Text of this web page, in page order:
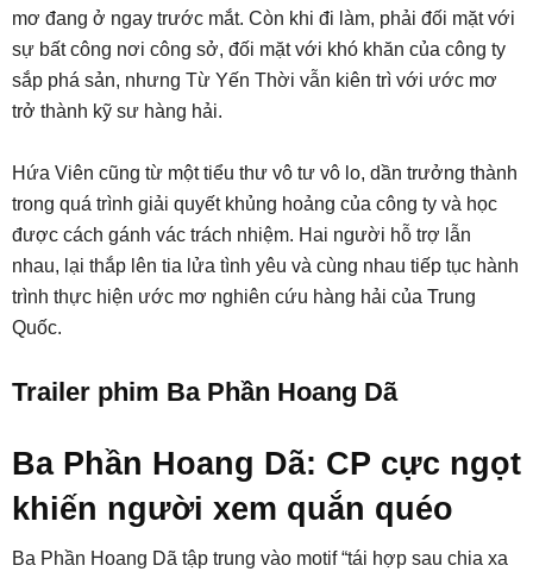
mơ đang ở ngay trước mắt. Còn khi đi làm, phải đối mặt với
sự bất công nơi công sở, đối mặt với khó khăn của công ty
sắp phá sản, nhưng Từ Yến Thời vẫn kiên trì với ước mơ
trở thành kỹ sư hàng hải.
Hứa Viên cũng từ một tiểu thư vô tư vô lo, dần trưởng thành
trong quá trình giải quyết khủng hoảng của công ty và học
được cách gánh vác trách nhiệm. Hai người hỗ trợ lẫn
nhau, lại thắp lên tia lửa tình yêu và cùng nhau tiếp tục hành
trình thực hiện ước mơ nghiên cứu hàng hải của Trung
Quốc.
Trailer phim Ba Phần Hoang Dã
Ba Phần Hoang Dã: CP cực ngọt
khiến người xem quắn quéo
Ba Phần Hoang Dã tập trung vào motif “tái hợp sau chia xa